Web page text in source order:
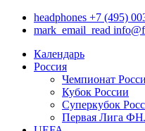
headphones +7 (495)
mark_email_read
Календарь
Россия
Чемпионат
Кубок России
Суперкубок
Первая Лига